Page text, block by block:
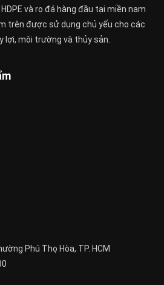
và rọ đá hàng đầu tại miền nam
trên được sử dụng chủ yếu cho các
lợi, môi trường và thủy sản.
Phú Thọ Hòa, TP. HCM